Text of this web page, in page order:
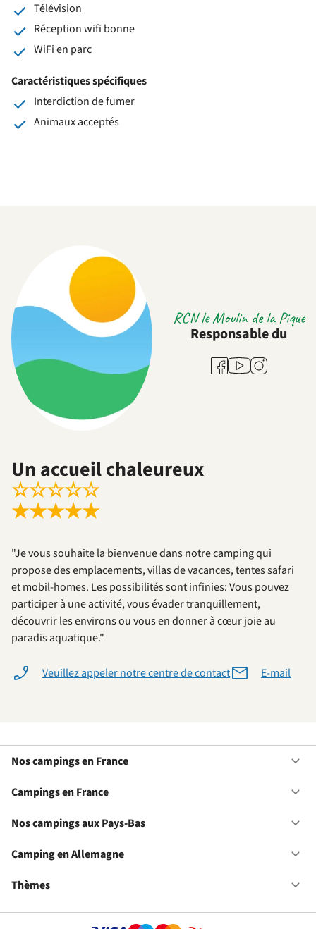
Télévision
Réception wifi bonne
WiFi en parc
Caractéristiques spécifiques
Interdiction de fumer
Animaux acceptés
RCN le Moulin de la Pique
Responsable du
Facebook
YoutubeInstagram
Un accueil chaleureux
☆☆☆☆☆
★★★★★
"Je vous souhaite la bienvenue dans notre camping qui
propose des emplacements, villas de vacances, tentes safari
et mobil-homes. Les possibilités sont infinies: Vous pouvez
participer à une activité, vous évader tranquillement,
découvrir les environs ou vous en donner à cœur joie au
paradis aquatique."
Veuillez appeler notre centre de contact E-mail
Nos campings en France
Campings en France
Nos campings aux Pays-Bas
Camping en Allemagne
Thèmes